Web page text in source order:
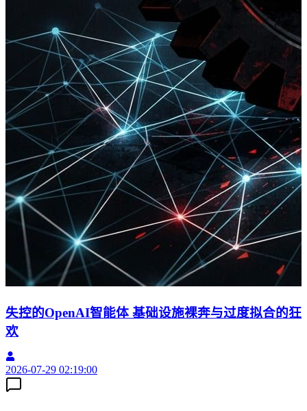
失控的OpenAI智能体 基础设施裸奔与过度拟合的狂
欢
2026-07-29 02:19:00